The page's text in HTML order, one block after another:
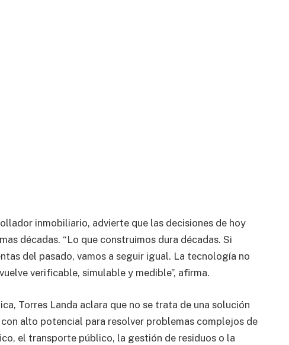
inmobiliario, advierte que las decisiones de hoy
décadas. “Lo que construimos dura décadas. Si
del pasado, vamos a seguir igual. La tecnología no
verificable, simulable y medible”, afirma.
Torres Landa aclara que no se trata de una solución
alto potencial para resolver problemas complejos de
el transporte público, la gestión de residuos o la